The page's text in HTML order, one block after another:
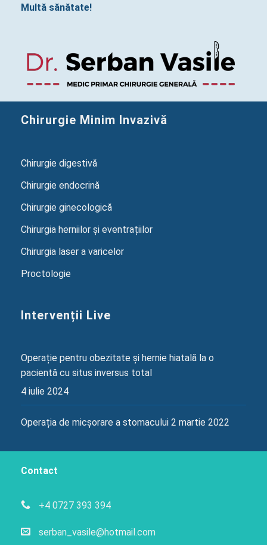
Multă sănătate!
Chirurgie Minim Invazivă
Chirurgie digestivă
Chirurgie endocrină
Chirurgie ginecologică
Chirurgia herniilor și eventrațiilor
Chirurgia laser a varicelor
Proctologie
Intervenții Live
Operație pentru obezitate și hernie hiatală la o
pacientă cu situs inversus total
4 iulie 2024
Operația de micșorare a stomacului 2 martie 2022
Contact
+4 0727 393 394
serban_vasile@hotmail.com